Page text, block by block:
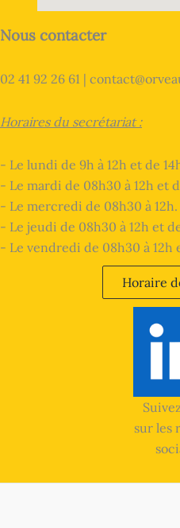
Nous contacter
02 41 92 26 61 |
Horaires du secrétariat :
- Le lundi de 9h à 12h et de
- Le mardi de 08h30 à 12h et
- Le mercredi de 08h30 à 12h.
- Le jeudi de 08h30 à 12h et de
- Le vendredi de 08h30 à 12h
Horaire
sur les